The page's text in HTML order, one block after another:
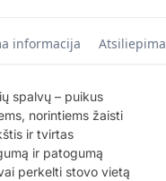
informacija
spalvų – puikus
norintiems žaisti
ir tvirtas
ir patogumą
perkelti stovo vietą